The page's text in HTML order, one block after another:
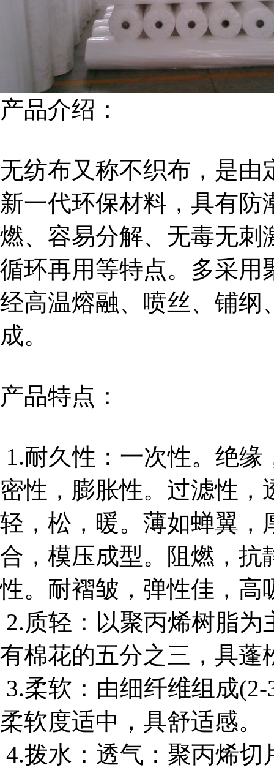
产品介绍：
无纺布又称不织布，是
新一代环保材料，具有
燃、容易分解、无毒无刺
循环再用等特点。多采用
经高温熔融、喷丝、铺纲
成。
产品特点：
1.耐久性：一次性。绝
密性，膨胀性。过滤性
轻，松，暖。薄如蝉翼，
合，模压成型。阻燃，抗
性。耐褶皱，弹性佳，高
2.质轻：以聚丙烯树脂
有棉花的五分之三，具蓬
3.柔软：由细纤维组成
柔软度适中，具舒适感。
4.拨水：透气：聚丙烯